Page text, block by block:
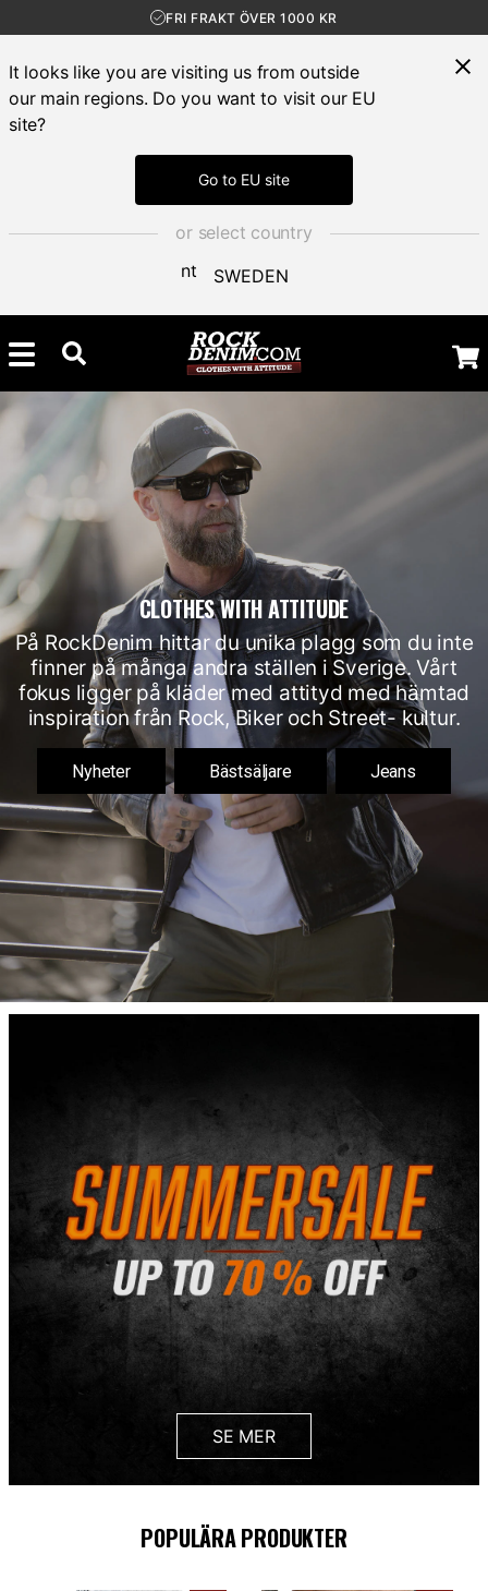
30 DAGAR ÖPPET KÖP
LEVERANS 1-3 DAGAR
FRI FRAKT ÖVER 1000 KR
It looks like you are visiting us from outside
our main regions. Do you want to visit our EU
site?
Go to EU site
or select country
SWEDEN
CLOTHES WITH ATTITUDE
På RockDenim hittar du unika plagg som du inte
finner på många andra ställen i Sverige. Vårt
fokus ligger på kläder med attityd med hämtad
inspiration från Rock, Biker och Street- kultur.
Nyheter Bästsäljare Jeans
SE MER
POPULÄRA PRODUKTER